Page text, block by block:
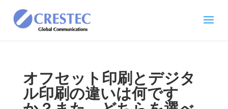
オフセット印刷とデジタ
ル印刷の違いは何です